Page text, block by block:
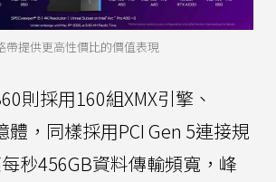
提供更高性價比的價值表現
則採用160組XMX引擎、
體，同樣採用PCI Gen 5連接規
秒456GB資料傳輸頻寬，峰